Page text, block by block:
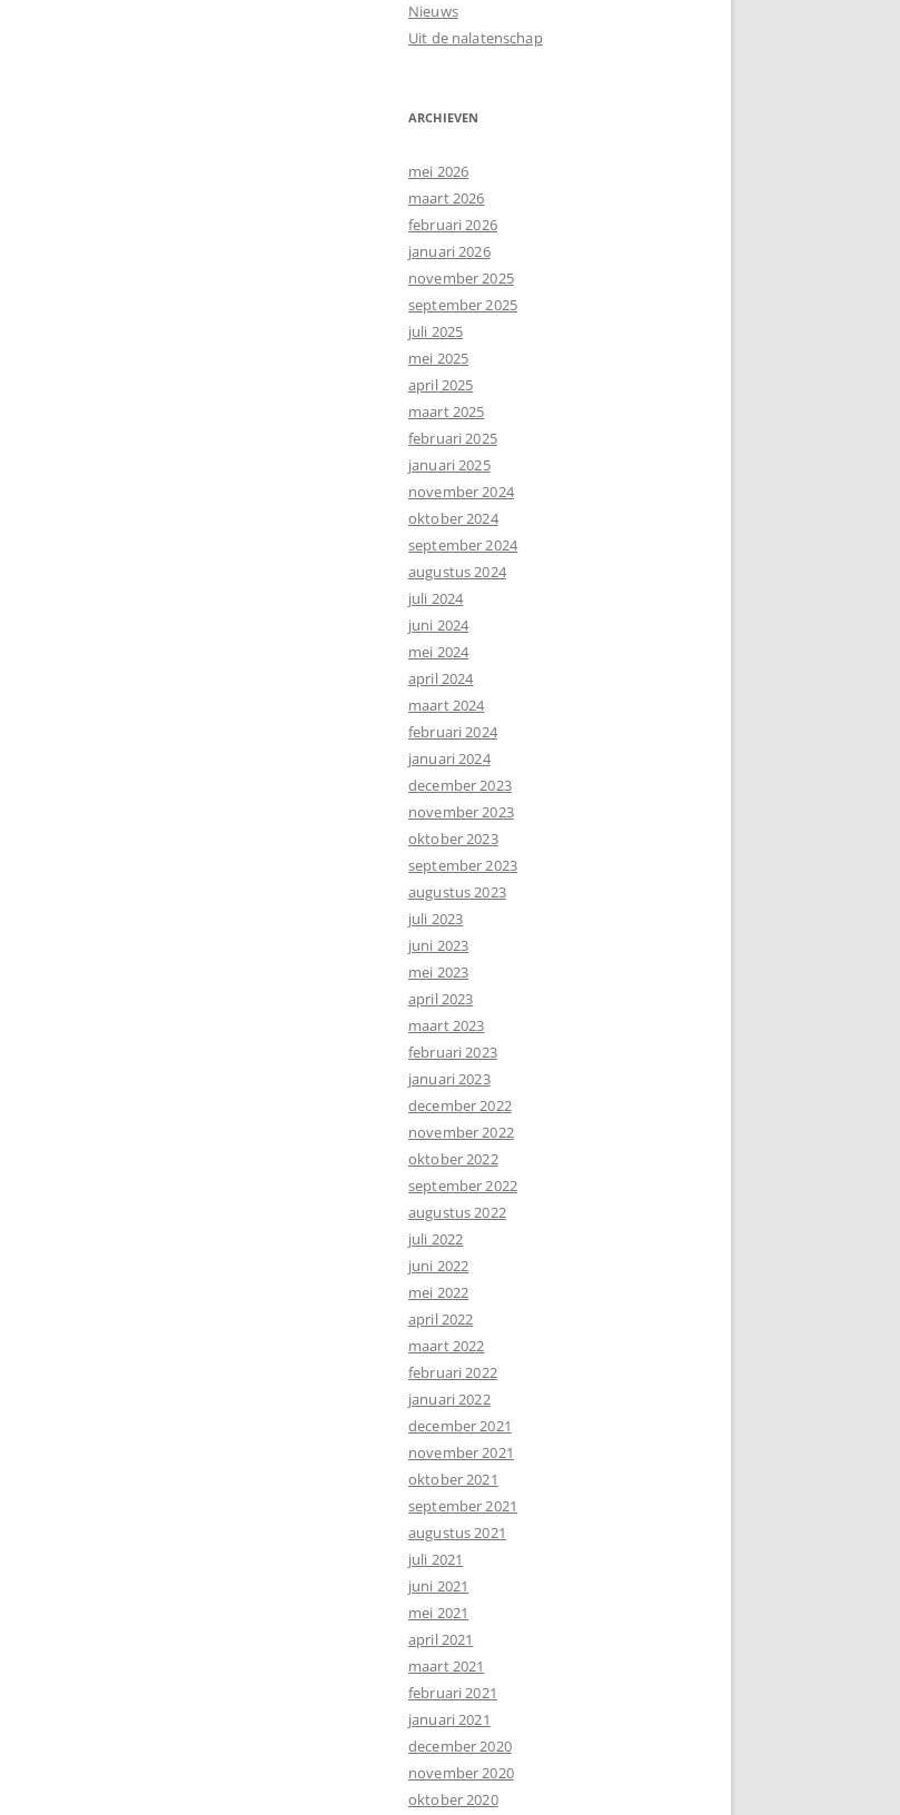
Nieuws
Uit de nalatenschap
ARCHIEVEN
mei 2026
maart 2026
februari 2026
januari 2026
november 2025
september 2025
juli 2025
mei 2025
april 2025
maart 2025
februari 2025
januari 2025
november 2024
oktober 2024
september 2024
augustus 2024
juli 2024
juni 2024
mei 2024
april 2024
maart 2024
februari 2024
januari 2024
december 2023
november 2023
oktober 2023
september 2023
augustus 2023
juli 2023
juni 2023
mei 2023
april 2023
maart 2023
februari 2023
januari 2023
december 2022
november 2022
oktober 2022
september 2022
augustus 2022
juli 2022
juni 2022
mei 2022
april 2022
maart 2022
februari 2022
januari 2022
december 2021
november 2021
oktober 2021
september 2021
augustus 2021
juli 2021
juni 2021
mei 2021
april 2021
maart 2021
februari 2021
januari 2021
december 2020
november 2020
oktober 2020